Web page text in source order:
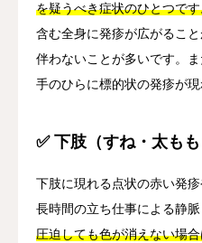
を疑うべき症状のひとつで
含む全身に発疹が広がるこ
伴わないことが多いです。
手のひらに標的状の発疹が現
✅ 下肢（すね・太もも
下肢に現れる点状の赤い発
長時間の立ち仕事による静
圧迫しても色が消えない場